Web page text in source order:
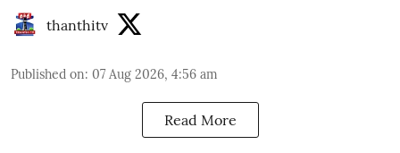
thanthitv
Published on: 07 Aug 2026, 4:56 am
Read More